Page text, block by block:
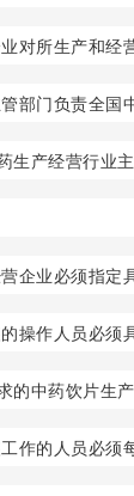
对所生产和经
部门负责全国
生产经营行业
企业必须指定
操作人员必须
的中药饮片生
作的人员必须